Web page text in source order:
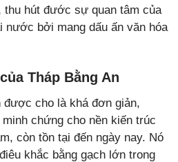
thu hút đước sự quan tâm của
nước bởi mang dấu ấn văn hóa
Tháp Bằng An
được cho là khá đơn giản,
chứng cho nền kiến trúc
còn tồn tại đến ngày nay. Nó
khắc bằng gạch lớn trong